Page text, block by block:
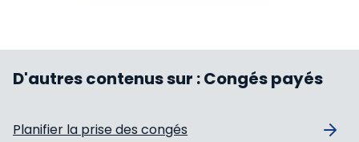
D'autres contenus sur :Congés payés
Planifier la prise des congés